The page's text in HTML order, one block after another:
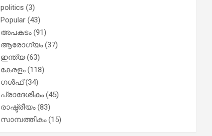
politics (3)
Popular (43)
അപകടം(91)
ആരോഗ്യം(37)
ഇന്ത്യ(63)
കേരളം(118)
ഗൾഫ്(34)
പ്രാദേശികം(45)
രാഷ്ട്രീയം(83)
സാമ്പത്തികം(15)